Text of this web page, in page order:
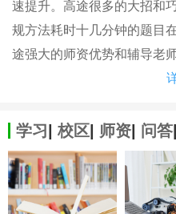
速提升。高途很多的大招和
规方法耗时十几分钟的题目
途强大的师资优势和辅导老
学习| 校区| 师资| 问答|